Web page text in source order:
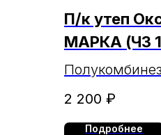
П/к утеп
МАРКА (ЧЗ
Оксфорд КМФ
2 200 ₽
Подробнее